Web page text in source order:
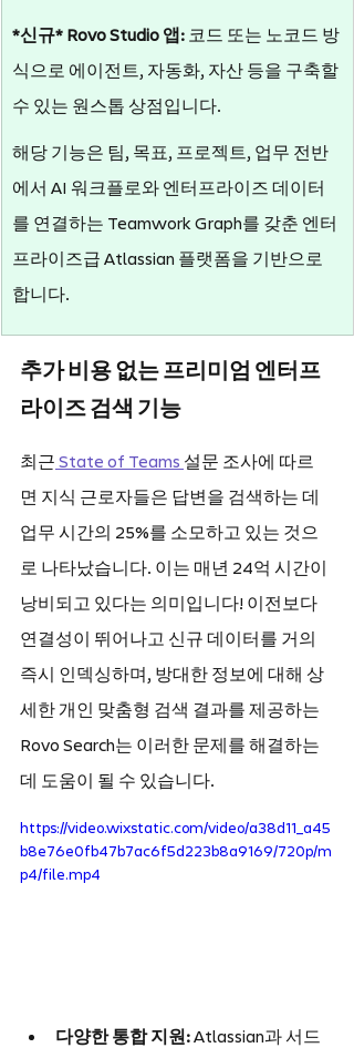
*신규* Rovo Studio 앱: 코드 또는 노코드 방
식으로 에이전트, 자동화, 자산 등을 구축할
수 있는 원스톱 상점입니다.
해당 기능은 팀, 목표, 프로젝트, 업무 전반
에서 AI 워크플로와 엔터프라이즈 데이터
를 연결하는 Teamwork Graph를 갖춘 엔터
프라이즈급 Atlassian 플랫폼을 기반으로
합니다.
추가 비용 없는 프리미엄 엔터프
라이즈 검색 기능
최근 State of Teams 설문 조사에 따르
면 지식 근로자들은 답변을 검색하는 데
업무 시간의 25%를 소모하고 있는 것으
로 나타났습니다. 이는 매년 24억 시간이
낭비되고 있다는 의미입니다! 이전보다
연결성이 뛰어나고 신규 데이터를 거의
즉시 인덱싱하며, 방대한 정보에 대해 상
세한 개인 맞춤형 검색 결과를 제공하는
Rovo Search는 이러한 문제를 해결하는
데 도움이 될 수 있습니다.
https://video.wixstatic.com/video/a38d11_a45
b8e76e0fb47b7ac6f5d223b8a9169/720p/m
p4/file.mp4
다양한 통합 지원: Atlassian과 서드